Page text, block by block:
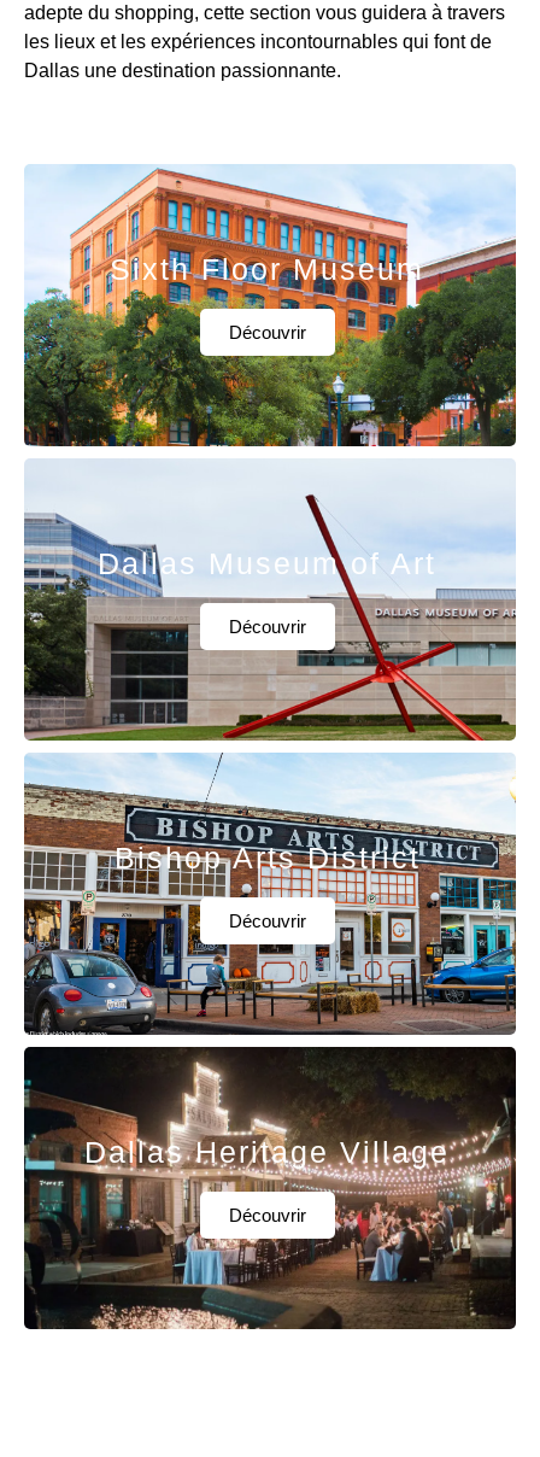
adepte du shopping, cette section vous guidera à travers
les lieux et les expériences incontournables qui font de
Dallas une destination passionnante.
Sixth Floor Museum
Découvrir
Dallas Museum of Art
Découvrir
Bishop Arts District
Découvrir
Dallas Heritage Village
Découvrir